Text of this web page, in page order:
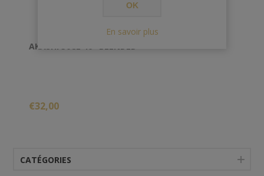
AKASHI 50CL 40° BLENDED
€32,00
CATÉGORIES
OK
En savoir plus